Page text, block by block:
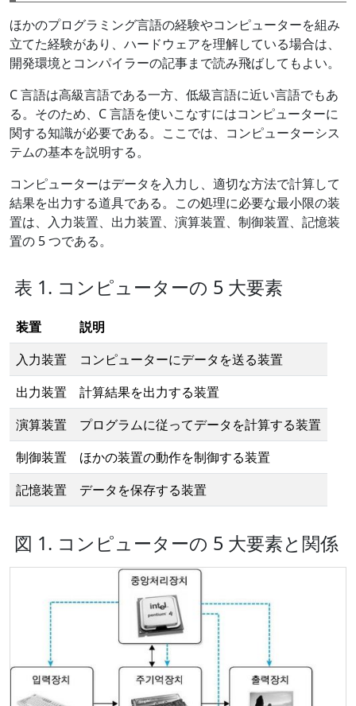
ほかのプログラミング言語の経験やコンピューターを組み
立てた経験があり、ハードウェアを理解している場合は、
開発環境とコンパイラーの記事まで読み飛ばしてもよい。
C 言語は高級言語である一方、低級言語に近い言語でもあ
る。そのため、C 言語を使いこなすにはコンピューターに
関する知識が必要である。ここでは、コンピューターシス
テムの基本を説明する。
コンピューターはデータを入力し、適切な方法で計算して
結果を出力する道具である。この処理に必要な最小限の装
置は、入力装置、出力装置、演算装置、制御装置、記憶装
置の 5 つである。
表 1. コンピューターの 5 大要素
装置
説明
入力装置
コンピューターにデータを送る装置
出力装置
計算結果を出力する装置
演算装置
プログラムに従ってデータを計算する装置
制御装置
ほかの装置の動作を制御する装置
記憶装置
データを保存する装置
図 1. コンピューターの 5 大要素と関係